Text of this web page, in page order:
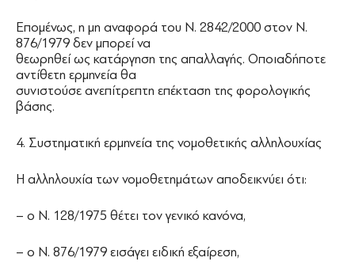
Επομένως, η μη αναφορά του Ν. 2842/2000 στον Ν.
876/1979 δεν μπορεί να
θεωρηθεί ως κατάργηση της απαλλαγής. Οποιαδήποτε
αντίθετη ερμηνεία θα
συνιστούσε ανεπίτρεπτη επέκταση της φορολογικής
βάσης.
4. Συστηματική ερμηνεία της νομοθετικής αλληλουχίας
Η αλληλουχία των νομοθετημάτων αποδεικνύει ότι:
– ο Ν. 128/1975 θέτει τον γενικό κανόνα,
– ο Ν. 876/1979 εισάγει ειδική εξαίρεση,